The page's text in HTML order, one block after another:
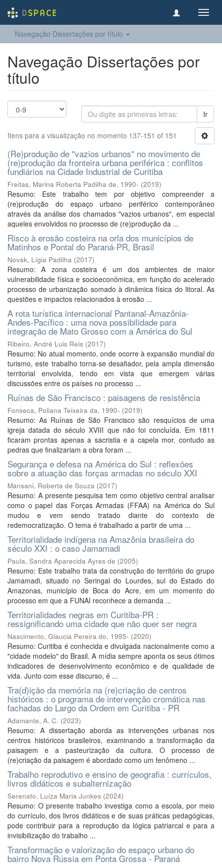
Navegação Dissertações por título
Navegação Dissertações por
título
Ir
Itens para a visualização no momento 137-151 of 151
(Re)produção de "vazios urbanos" no movimento de
(re)produção da fronteira urbana periférica : conflitos
fundiários na Cidade Industrial de Curitiba
Freitas, Marina Roberta Padilha de, 1990- (2019)
Resumo: Este trabalho tem por objetivo compreender a
(re)produção do espaço urbano periférico contemporâneo
através da análise dos chamados "vazios urbanos", em especial
aqueles envolvidos no processo de (re)produção da ...
Risco à erosão costeira na orla dos municípios de
Matinhos e Pontal do Paraná-PR, Brasil
Novak, Lígia Padilha (2017)
Resumo: A zona costeira é um dos ambientes de maior
vulnerabilidade física e socioeconômica, em função do acelerado
processo de urbanização somado à dinâmica física do litoral. As
questões e impactos relacionados à erosão ...
A rota turística internacional Pantanal-Amazônia-
Andes-Pacífico : uma nova possibilidade para
integração de Mato Grosso com a América do Sul
Ribeiro, André Luis Reis (2017)
Resumo: No atual momento, onde ocorre à expansão mundial do
turismo, este trabalho torna-se desafiador, pela ampla dimensão
territorial envolvida, tendo em vista que emergem várias
discussões entre os países no processo ...
Ruínas de São Francisco : paisagens de resistência
Fonseca, Poliana Teixeira da, 1990- (2019)
Resumo: As Ruínas de São Francisco são resquícios de uma
igreja datada do século XVIII que não foi concluída. Em 1811
ficaram prontas apenas a sacristia e a capela mor, contudo as
pedras que finalizariam a obra foram ...
Segurança e defesa na América do Sul : reflexões
sobre a atuação das forças armadas no século XXI
Mansani, Roberta de Souza (2017)
Resumo: A presente pesquisa tem como objetivo central analisar
como o papel das Forças Armadas (FFAA) na América do Sul
mudou e vem sendo tratado diante do contexto de
redemocratização. O tema é trabalhado a partir de uma ...
Territorialidade indígena na Amazônia brasileira do
século XXI : o caso Jamamadi
Paula, Sandra Aparecida Ayres de (2005)
Resumo: Este trabalho trata da construção do território do grupo
Jamamadi, situado no Seringal do Lourdes, sul do Estado do
Amazonas, município de Boca do Acre, em um momento do
processo em que a FUNAI reconhece a demanda ...
Territorialidades negras em Curitiba-PR :
ressignificando uma cidade que não quer ser negra
Nascimento, Glaucia Pereira do, 1995- (2020)
Resumo: Curitiba é conhecida e divulgada nacionalmente como a
"cidade modelo" do Brasil. A mídia sempre aponta os seus ótimos
indicadores de desenvolvimento econômico e de qualidade de
vida. Junto com esse discurso, é ...
Tra(d)ição da memória na (re)criação de centros
históricos : o programa de intervenção cromática nas
fachadas do Largo da Ordem em Curitiba - PR
Adamante, A. C. (2023)
Resumo: A dissertação aborda as intervenções urbanas nos
centros históricos brasileiros, examinando a transformação da
paisagem e a pasteurização da cultura. O processo de
(re)criação da paisagem é abordado como um fenômeno ...
Trabalho reprodutivo e ensino de geografia : currículos,
livros didáticos e subalternização
Serenato, Luíza Maria Junkes (2024)
Resumo: O presente trabalho investiga como a escola, por meio
do currículo, dos livros didáticos e de suas práticas pedagógicas,
pode contribuir para a reprodução da lógica patriarcal e para a
invisibilização do trabalho ...
Transformação e valorização do espaço urbano do
bairro Nova Rússia em Ponta Grossa - Paraná